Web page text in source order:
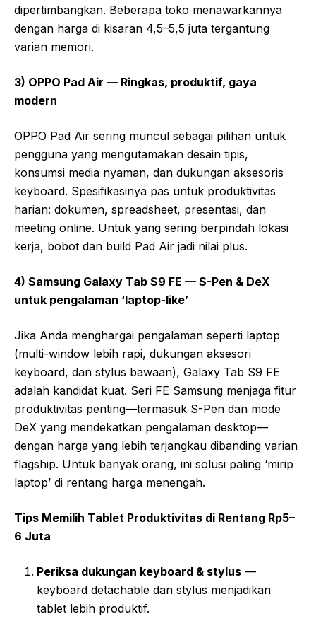
dipertimbangkan. Beberapa toko menawarkannya
dengan harga di kisaran 4,5–5,5 juta tergantung
varian memori.
3) OPPO Pad Air — Ringkas, produktif, gaya
modern
OPPO Pad Air sering muncul sebagai pilihan untuk
pengguna yang mengutamakan desain tipis,
konsumsi media nyaman, dan dukungan aksesoris
keyboard. Spesifikasinya pas untuk produktivitas
harian: dokumen, spreadsheet, presentasi, dan
meeting online. Untuk yang sering berpindah lokasi
kerja, bobot dan build Pad Air jadi nilai plus.
4) Samsung Galaxy Tab S9 FE — S-Pen & DeX
untuk pengalaman ‘laptop-like’
Jika Anda menghargai pengalaman seperti laptop
(multi-window lebih rapi, dukungan aksesori
keyboard, dan stylus bawaan), Galaxy Tab S9 FE
adalah kandidat kuat. Seri FE Samsung menjaga fitur
produktivitas penting—termasuk S-Pen dan mode
DeX yang mendekatkan pengalaman desktop—
dengan harga yang lebih terjangkau dibanding varian
flagship. Untuk banyak orang, ini solusi paling ‘mirip
laptop’ di rentang harga menengah.
Tips Memilih Tablet Produktivitas di Rentang Rp5–
6 Juta
Periksa dukungan keyboard & stylus —
keyboard detachable dan stylus menjadikan
tablet lebih produktif.